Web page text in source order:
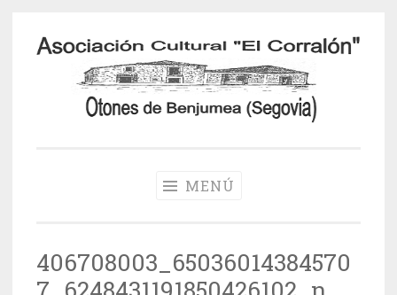
Saltar
contenido
MENÚ
406708003_65036014384570